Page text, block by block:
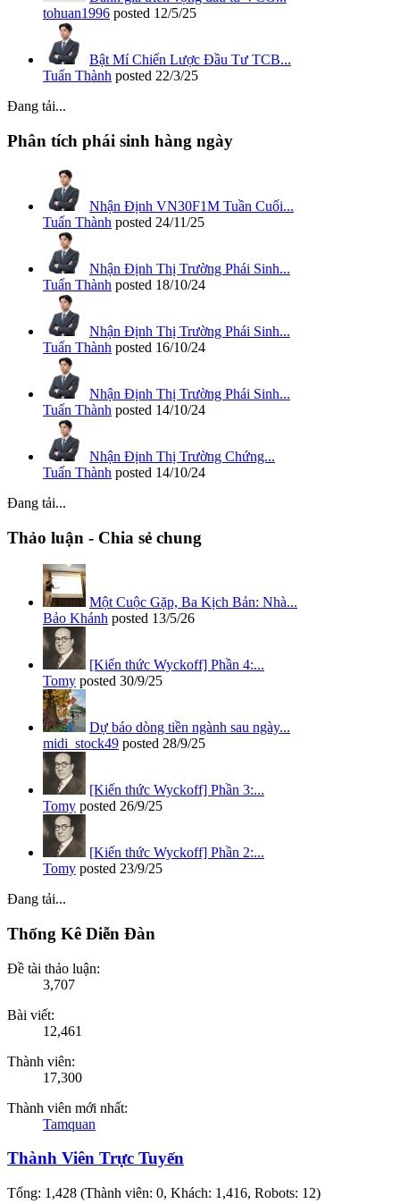
tohuan1996 posted 12/5/25
Bật Mí Chiến Lược Đầu Tư TCB...
Tuấn Thành posted 22/3/25
Đang tải...
Phân tích phái sinh hàng ngày
Nhận Định VN30F1M Tuần Cuối...
Tuấn Thành posted 24/11/25
Nhận Định Thị Trường Phái Sinh...
Tuấn Thành posted 18/10/24
Nhận Định Thị Trường Phái Sinh...
Tuấn Thành posted 16/10/24
Nhận Định Thị Trường Phái Sinh...
Tuấn Thành posted 14/10/24
Nhận Định Thị Trường Chứng...
Tuấn Thành posted 14/10/24
Đang tải...
Thảo luận - Chia sẻ chung
Một Cuộc Gặp, Ba Kịch Bản: Nhà...
Bảo Khánh posted 13/5/26
[Kiến thức Wyckoff] Phần 4:...
Tomy posted 30/9/25
Dự báo dòng tiền ngành sau ngày...
midi_stock49 posted 28/9/25
[Kiến thức Wyckoff] Phần 3:...
Tomy posted 26/9/25
[Kiến thức Wyckoff] Phần 2:...
Tomy posted 23/9/25
Đang tải...
Thống Kê Diễn Đàn
Đề tài thảo luận:
3,707
Bài viết:
12,461
Thành viên:
17,300
Thành viên mới nhất:
Tamquan
Thành Viên Trực Tuyến
Tổng: 1,428 (Thành viên: 0, Khách: 1,416, Robots: 12)